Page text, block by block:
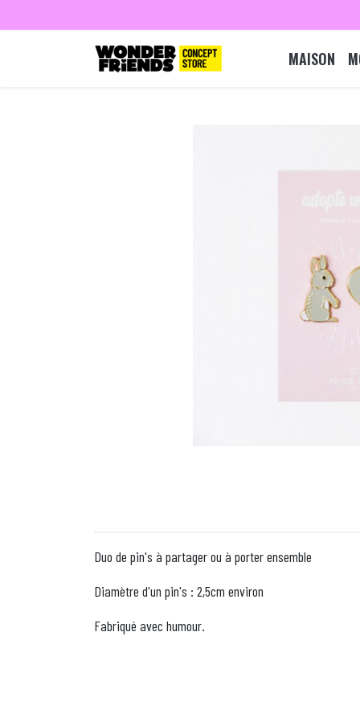
MAISON
Duo de pin's à partager ou à porter ensemble
Diamètre d'un pin's : 2,5cm environ
Fabriqué avec humour.